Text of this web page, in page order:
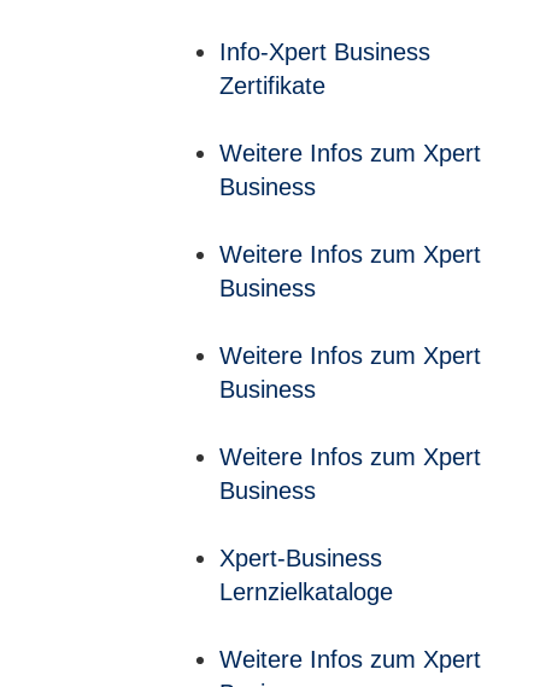
Info-Xpert Business
Zertifikate
Weitere Infos zum Xpert
Business
Weitere Infos zum Xpert
Business
Weitere Infos zum Xpert
Business
Weitere Infos zum Xpert
Business
Xpert-Business
Lernzielkataloge
Weitere Infos zum Xpert